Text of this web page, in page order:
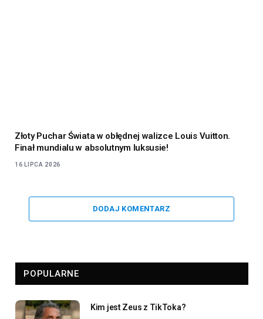
Złoty Puchar Świata w obłędnej walizce Louis Vuitton.
Finał mundialu w absolutnym luksusie!
16 LIPCA 2026
DODAJ KOMENTARZ
POPULARNE
Kim jest Zeus z TikToka?